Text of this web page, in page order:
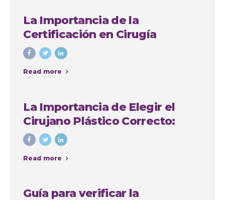
La Importancia de la
Certificación en Cirugía
Plástica: Consejos y Casos de
Éxito en Colombia
Read more
La Importancia de Elegir el
Cirujano Plástico Correcto:
Caso de Sindy Jhovana
Read more
Guía para verificar la